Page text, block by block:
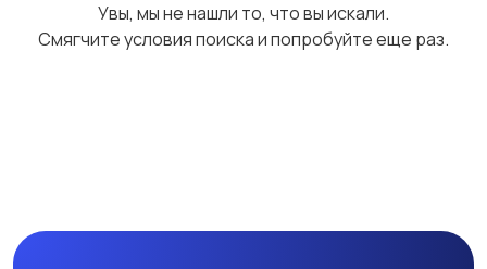
Увы, мы не нашли то, что вы искали.
Смягчите условия поиска и попробуйте еще раз.